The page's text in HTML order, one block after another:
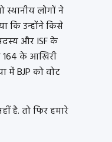
स्थानीय लोगों ने
कि उन्होंने किसे
और ISF के
164 के आखिरी
में BJP को वोट
है. तो फिर हमारे